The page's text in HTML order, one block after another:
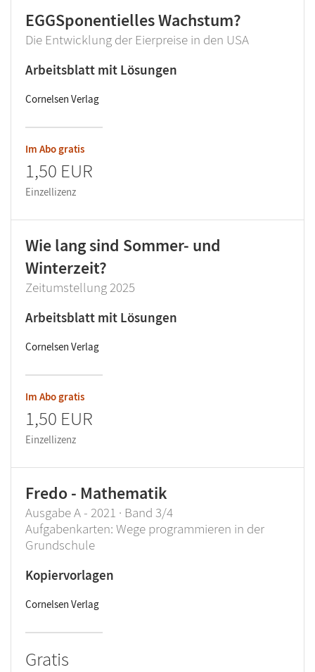
EGGSponentielles Wachstum?
Die Entwicklung der Eierpreise in den USA
Arbeitsblatt mit Lösungen
Cornelsen Verlag
Im Abo gratis
1,50 EUR
Einzellizenz
Wie lang sind Sommer- und
Winterzeit?
Zeitumstellung 2025
Arbeitsblatt mit Lösungen
Cornelsen Verlag
Im Abo gratis
1,50 EUR
Einzellizenz
Fredo - Mathematik
Ausgabe A - 2021 · Band 3/4
Aufgabenkarten: Wege programmieren in der
Grundschule
Kopiervorlagen
Cornelsen Verlag
Gratis